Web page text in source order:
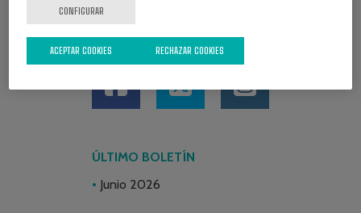
REDES SOCIALES
ÚLTIMO BOLETÍN
Junio 2026
CONFIGURAR
RECHAZAR COOKIES
ACEPTAR COOKIES